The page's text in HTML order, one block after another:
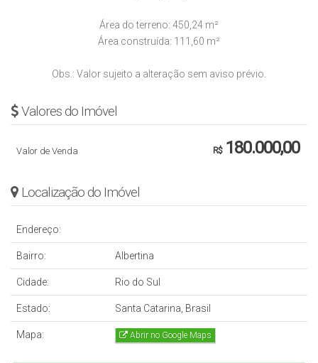
Área do terreno: 450,24 m²
Área construída: 111,60 m²
Obs.: Valor sujeito a alteração sem aviso prévio.
Valores do Imóvel
R$180.000,00
Valor de Venda
Localização do Imóvel
Endereço:
Bairro: Albertina
Cidade: Rio do Sul
Estado: Santa Catarina, Brasil
Mapa: Abrir no Google Maps